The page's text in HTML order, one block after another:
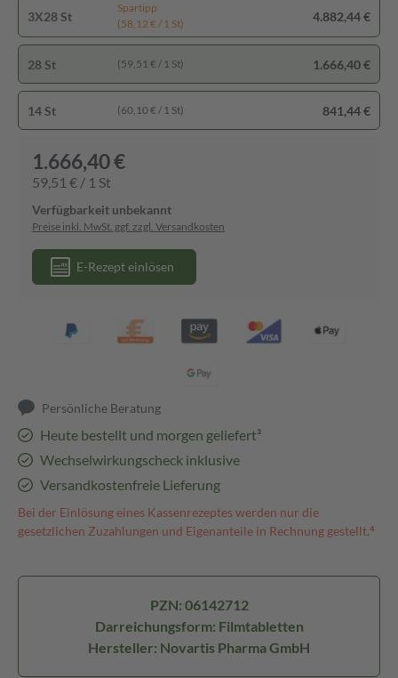
3X28 St
Spartipp
(58,12 € / 1 St)
4.882,44 €
28 St (59,51 € / 1 St) 1.666,40 €
14 St (60,10 € / 1 St) 841,44 €
1.666,40 €
59,51 € / 1 St
Verfügbarkeit unbekannt
Preise inkl. MwSt. ggf. zzgl. Versandkosten
E-Rezept einlösen
Persönliche Beratung
Heute bestellt und morgen geliefert³
Wechselwirkungscheck inklusive
Versandkostenfreie Lieferung
Bei der Einlösung eines Kassenrezeptes werden nur die
gesetzlichen Zuzahlungen und Eigenanteile in Rechnung gestellt.⁴
PZN: 06142712
Darreichungsform: Filmtabletten
Hersteller: Novartis Pharma GmbH